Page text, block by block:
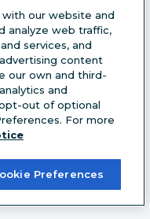
sociaux
our website and
analyze web traffic,
services, and
content
our own and third-
and
out of optional
For more
Preferences